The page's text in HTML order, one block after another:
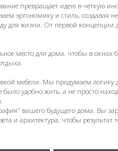
превращает идею в четкую
эргономику и стиль, создавая
для жизни. От первой концепции
место для дома, чтобы в окнах
мебели. Мы продумаем логику
удобно жить, а не просто
вашего будущего дома. Вы
и архитектура, чтобы результат